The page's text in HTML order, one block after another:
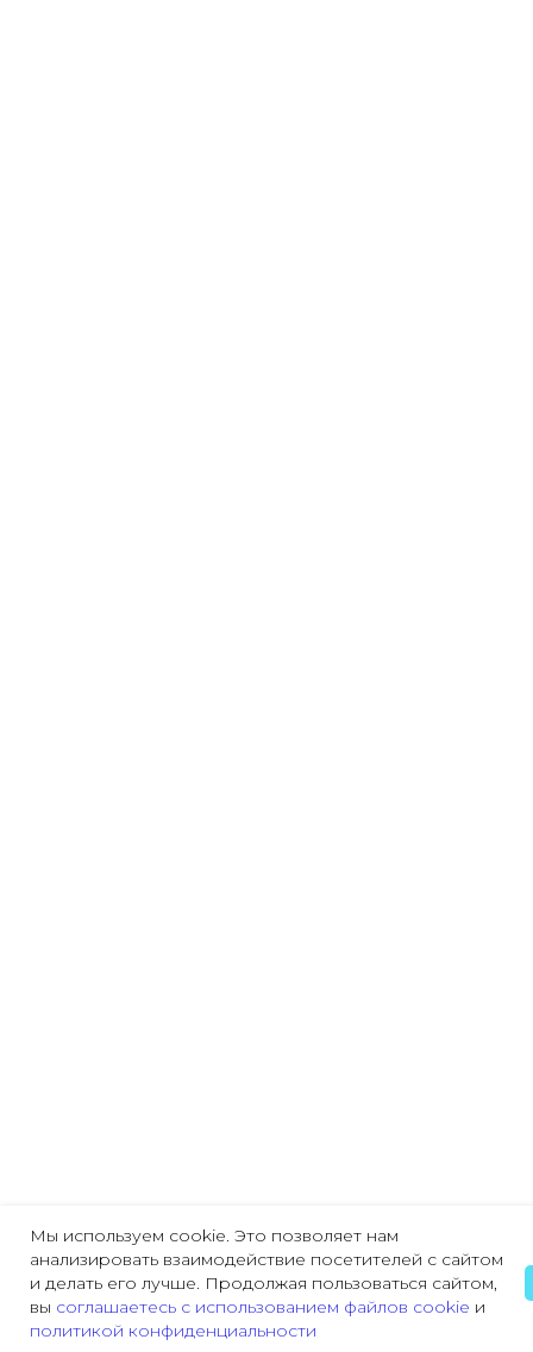
Главная Охрана труда Пожарная безопасность
Мы используем cookie. Это позволяет нам
анализировать взаимодействие посетителей с сайтом
и делать его лучше. Продолжая пользоваться сайтом,
вы соглашаетесь с использованием файлов cookie и
политикой конфиденциальности